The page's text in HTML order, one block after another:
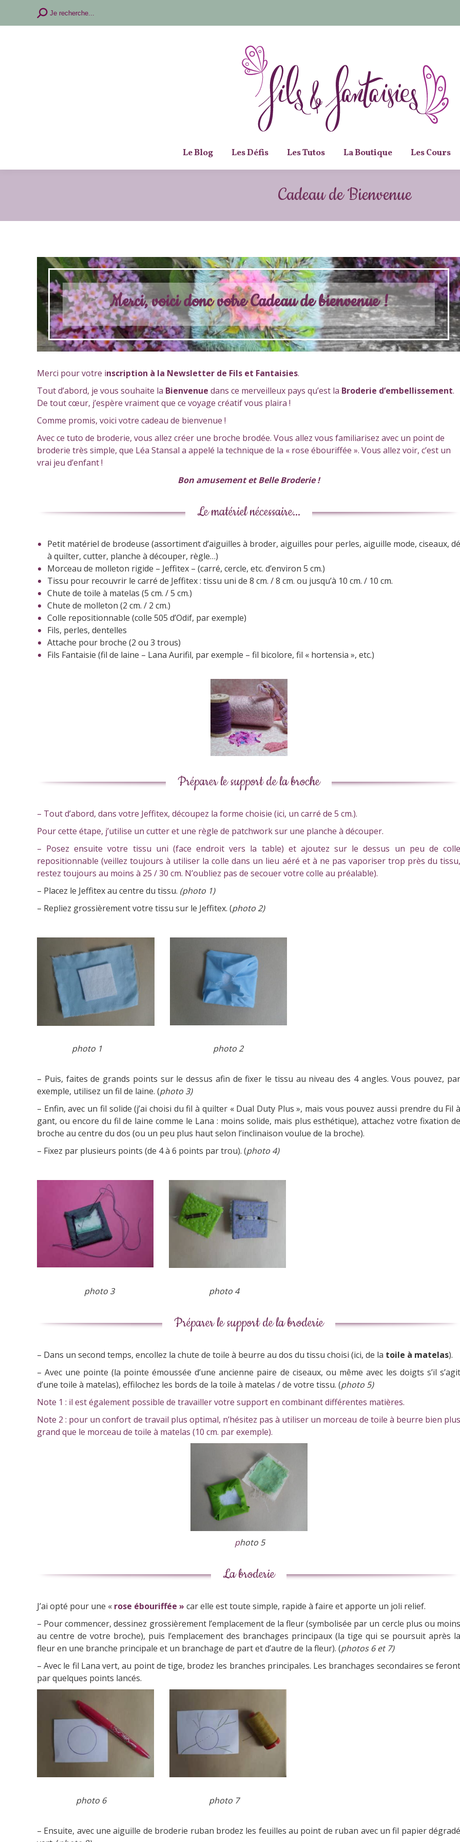
Recherche
Je recherche...
Le Blog Les Défis Les Tutos La Boutique Les Cours
Cadeau de Bienvenue
Merci, voici donc votre Cadeau de bienvenue !
Merci pour votre inscription à la Newsletter de Fils et Fantaisies.
Tout d’abord, je vous souhaite la Bienvenue dans ce merveilleux pays qu’est la Broderie d’embellissement.
De tout cœur, j’espère vraiment que ce voyage créatif vous plaira !
Comme promis, voici votre cadeau de bienvenue !
Avec ce tuto de broderie, vous allez créer une broche brodée. Vous allez vous familiarisez avec un point de
broderie très simple, que Léa Stansal a appelé la technique de la « rose ébouriffée ». Vous allez voir, c’est un
vrai jeu d’enfant !
Bon amusement et Belle Broderie !
Le matériel nécessaire...
Petit matériel de brodeuse (assortiment d’aiguilles à broder, aiguilles pour perles, aiguille mode, ciseaux, dé
à quilter, cutter, planche à découper, règle…)
Morceau de molleton rigide – Jeffitex – (carré, cercle, etc. d’environ 5 cm.)
Tissu pour recouvrir le carré de Jeffitex : tissu uni de 8 cm. / 8 cm. ou jusqu’à 10 cm. / 10 cm.
Chute de toile à matelas (5 cm. / 5 cm.)
Chute de molleton (2 cm. / 2 cm.)
Colle repositionnable (colle 505 d’Odif, par exemple)
Fils, perles, dentelles
Attache pour broche (2 ou 3 trous)
Fils Fantaisie (fil de laine – Lana Aurifil, par exemple – fil bicolore, fil « hortensia », etc.)
Préparer le support de la broche
– Tout d’abord, dans votre Jeffitex, découpez la forme choisie (ici, un carré de 5 cm.).
Pour cette étape, j’utilise un cutter et une règle de patchwork sur une planche à découper.
– Posez ensuite votre tissu uni (face endroit vers la table) et ajoutez sur le dessus un peu de colle
repositionnable (veillez toujours à utiliser la colle dans un lieu aéré et à ne pas vaporiser trop près du tissu,
restez toujours au moins à 25 / 30 cm. N’oubliez pas de secouer votre colle au préalable).
– Placez le Jeffitex au centre du tissu. (photo 1)
– Repliez grossièrement votre tissu sur le Jeffitex. (photo 2)
photo 1 photo 2
– Puis, faites de grands points sur le dessus afin de fixer le tissu au niveau des 4 angles. Vous pouvez, par
exemple, utilisez un fil de laine. (photo 3)
– Enfin, avec un fil solide (j’ai choisi du fil à quilter « Dual Duty Plus », mais vous pouvez aussi prendre du Fil
gant, ou encore du fil de laine comme le Lana : moins solide, mais plus esthétique), attachez votre fixation de
broche au centre du dos (ou un peu plus haut selon l’inclinaison voulue de la broche).
– Fixez par plusieurs points (de 4 à 6 points par trou). (photo 4)
photo 3 photo 4
Préparer le support de la broderie
– Dans un second temps, encollez la chute de toile à beurre au dos du tissu choisi (ici, de la toile à matelas).
– Avec une pointe (la pointe émoussée d’une ancienne paire de ciseaux, ou même avec les doigts s’il s’agit
d’une toile à matelas), effilochez les bords de la toile à matelas / de votre tissu. (photo 5)
Note 1 : il est également possible de travailler votre support en combinant différentes matières.
Note 2 : pour un confort de travail plus optimal, n’hésitez pas à utiliser un morceau de toile à beurre bien plus
grand que le morceau de toile à matelas (10 cm. par exemple).
photo 5
La broderie
J’ai opté pour une « rose ébouriffée » car elle est toute simple, rapide à faire et apporte un joli relief.
– Pour commencer, dessinez grossièrement l’emplacement de la fleur (symbolisée par un cercle plus ou moins
au centre de votre broche), puis l’emplacement des branchages principaux (la tige qui se poursuit après la
fleur en une branche principale et un branchage de part et d’autre de la fleur). (photos 6 et 7)
– Avec le fil Lana vert, au point de tige, brodez les branches principales. Les branchages secondaires se feront
par quelques points lancés.
photo 6 photo 7
– Ensuite, avec une aiguille de broderie ruban brodez les feuilles au point de ruban avec un fil papier dégradé